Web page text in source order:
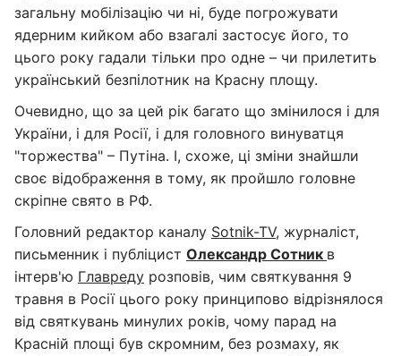
загальну мобілізацію чи ні, буде погрожувати
ядерним кийком або взагалі застосує його, то
цього року гадали тільки про одне – чи прилетить
український безпілотник на Красну площу.
Очевидно, що за цей рік багато що змінилося і для
України, і для Росії, і для головного винуватця
"торжества" – Путіна. І, схоже, ці зміни знайшли
своє відображення в тому, як пройшло головне
скріпне свято в РФ.
Головний редактор каналу Sotnik-TV, журналіст,
письменник і публіцист Олександр Сотник в
інтерв'ю Главреду розповів, чим святкування 9
травня в Росії цього року принципово відрізнялося
від святкувань минулих років, чому парад на
Красній площі був скромним, без розмаху, як